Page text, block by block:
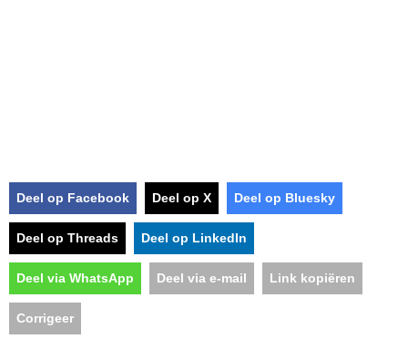
Deel op Facebook Deel op X Deel op Bluesky
Deel op Threads Deel op LinkedIn
Deel via WhatsApp Deel via e-mail Link kopiëren
Corrigeer